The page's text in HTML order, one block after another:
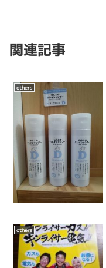
関連記事
others
others